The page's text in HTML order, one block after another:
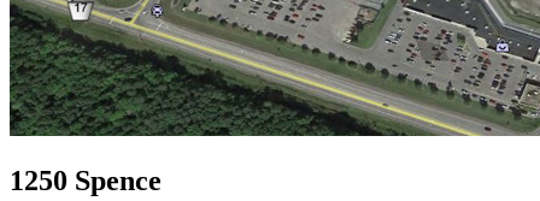
1250 Spence